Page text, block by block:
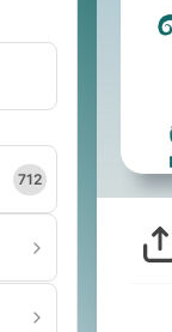
712